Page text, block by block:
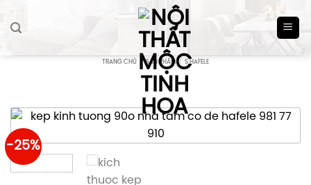
TRANG CHỦ / SẢN PHẨM / S HAFELE
-25%